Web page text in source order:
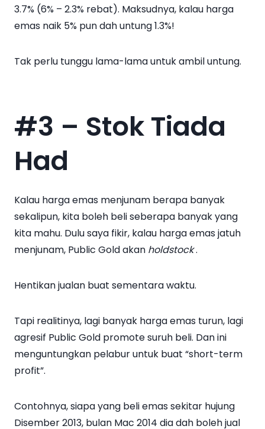
3.7% (6% – 2.3% rebat). Maksudnya, kalau harga
emas naik 5% pun dah untung 1.3%!
Tak perlu tunggu lama-lama untuk ambil untung.
#3 – Stok Tiada
Had
Kalau harga emas menjunam berapa banyak
sekalipun, kita boleh beli seberapa banyak yang
kita mahu. Dulu saya fikir, kalau harga emas jatuh
menjunam, Public Gold akan holdstock.
Hentikan jualan buat sementara waktu.
Tapi realitinya, lagi banyak harga emas turun, lagi
agresif Public Gold promote suruh beli. Dan ini
menguntungkan pelabur untuk buat “short-term
profit”.
Contohnya, siapa yang beli emas sekitar hujung
Disember 2013, bulan Mac 2014 dia dah boleh jual